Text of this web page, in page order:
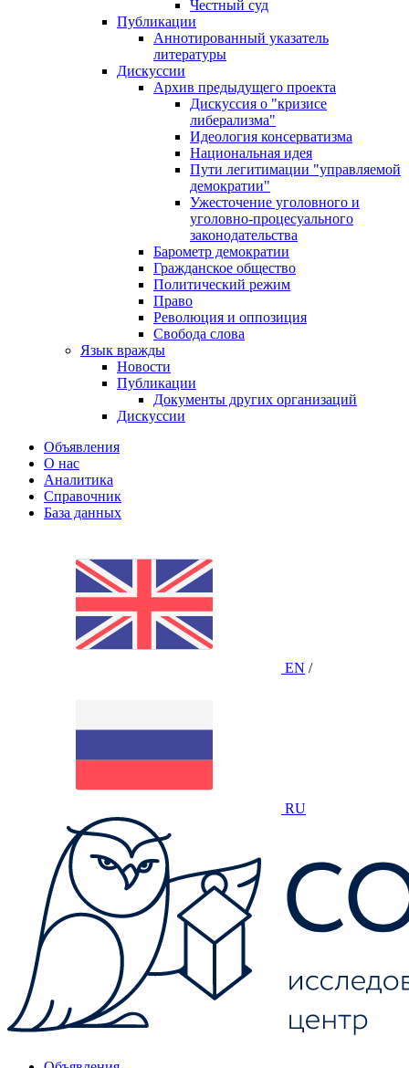
Честный суд
Публикации
Аннотированный указатель
литературы
Дискуссии
Архив предыдущего проекта
Дискуссия о "кризисе
либерализма"
Идеология консерватизма
Национальная идея
Пути легитимации "управляемой
демократии"
Ужесточение уголовного и
уголовно-процесуального
законодательства
Барометр демократии
Гражданское общество
Политический режим
Право
Революция и оппозиция
Свобода слова
Язык вражды
Новости
Публикации
Документы других организаций
Дискуссии
Объявления
О нас
Аналитика
Справочник
База данных
EN /
RU